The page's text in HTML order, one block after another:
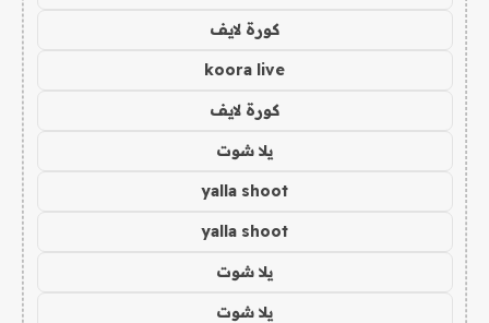
كورة لايف
koora live
كورة لايف
يلا شوت
yalla shoot
yalla shoot
يلا شوت
يلا شوت